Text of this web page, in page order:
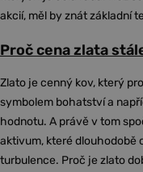
akcií, měl by znát základní
Proč cena zlata
Zlato je cenný kov, který
symbolem bohatství a
hodnotu. A právě v tom
aktivum, které dlouhodobě
turbulence. Proč je zlato